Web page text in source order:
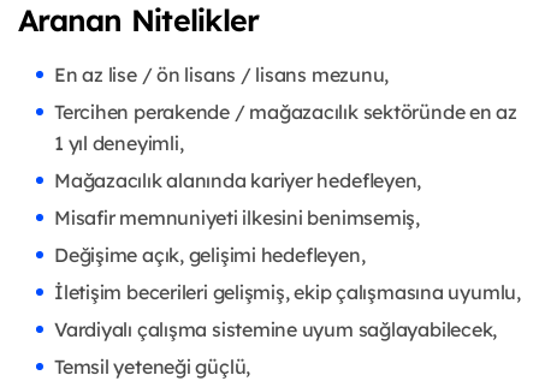
Aranan Nitelikler
En az lise / ön lisans / lisans mezunu,
Tercihen perakende / mağazacılık sektöründe en az
1 yıl deneyimli,
Mağazacılık alanında kariyer hedefleyen,
Misafir memnuniyeti ilkesini benimsemiş,
Değişime açık, gelişimi hedefleyen,
İletişim becerileri gelişmiş, ekip çalışmasına uyumlu,
Vardiyalı çalışma sistemine uyum sağlayabilecek,
Temsil yeteneği güçlü,